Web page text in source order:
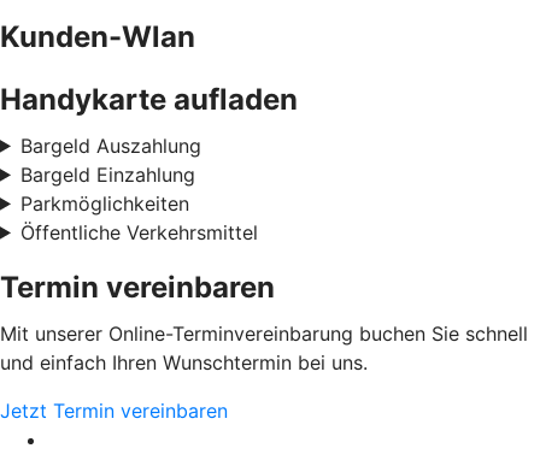
Kunden-Wlan
Handykarte aufladen
Bargeld Auszahlung
Bargeld Einzahlung
Parkmöglichkeiten
Öffentliche Verkehrsmittel
Termin vereinbaren
Mit unserer Online-Terminvereinbarung buchen Sie schnell
und einfach Ihren Wunschtermin bei uns.
Jetzt Termin vereinbaren